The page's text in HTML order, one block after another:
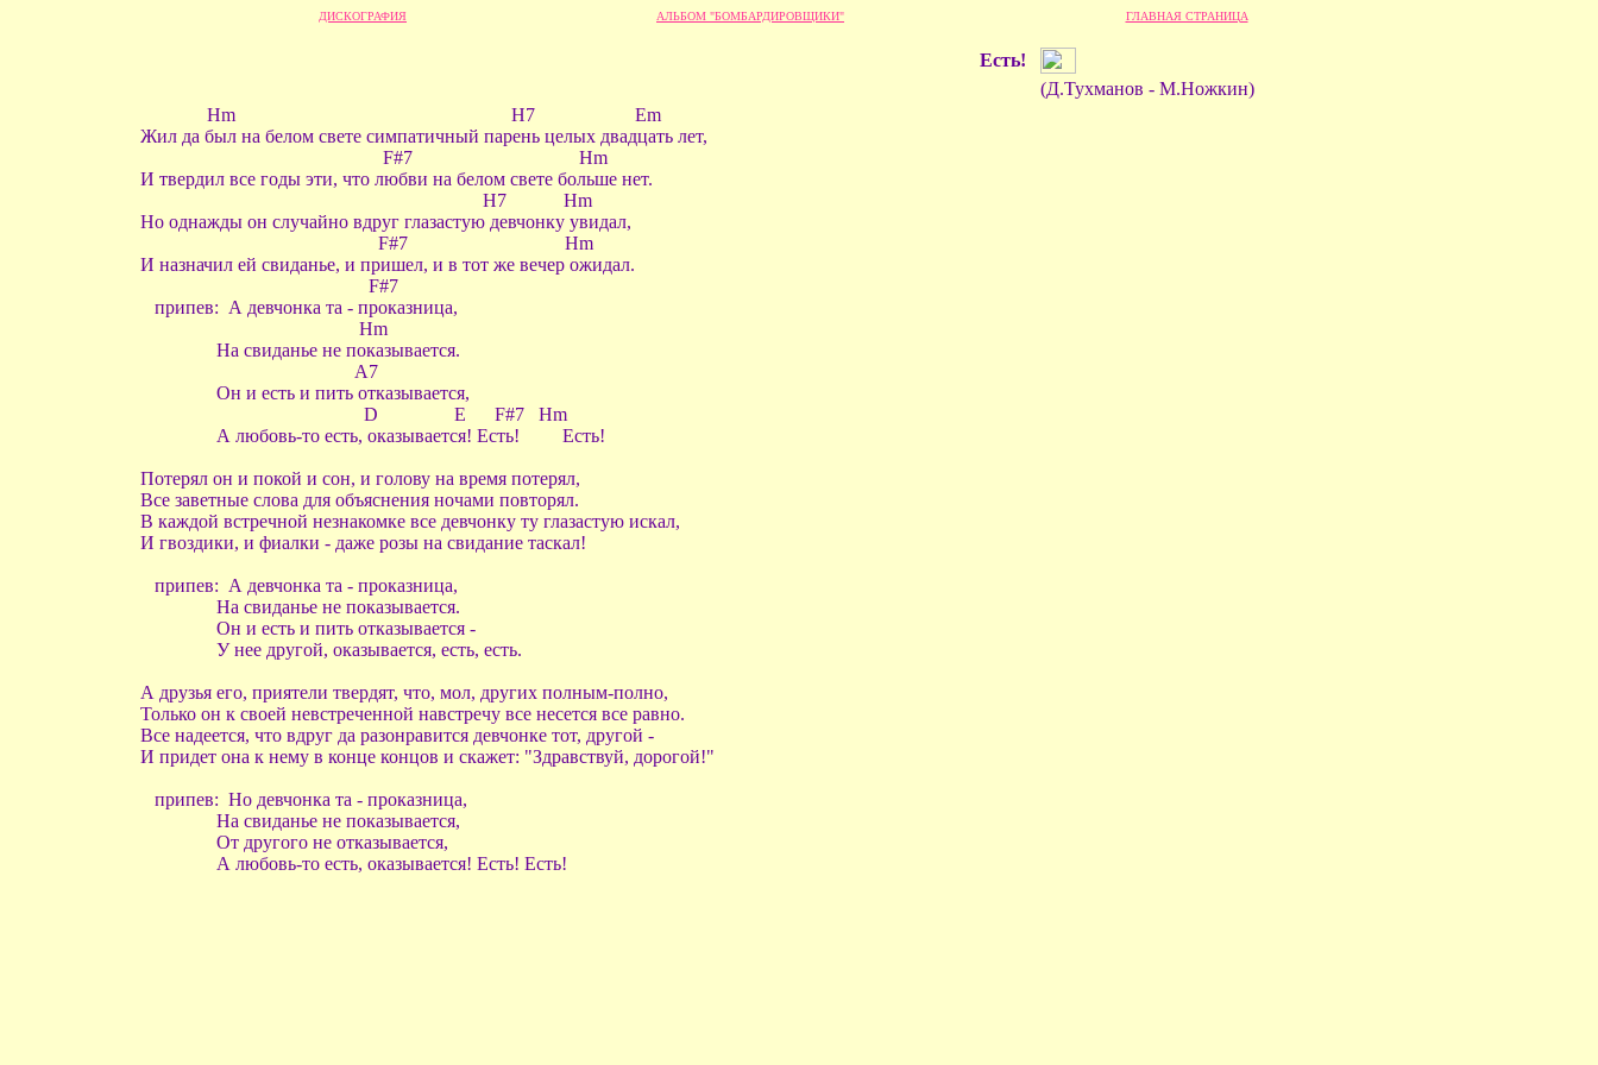
ДИСКОГРАФИЯ АЛЬБОМ "БОМБАРДИРОВЩИКИ" ГЛАВНАЯ СТРАНИЦА
Есть!
(Д.Тухманов - М.Ножкин)
Hm H7 Em
Жил да был на белом свете симпатичный парень целых двадцать лет,
F#7 Hm
И твердил все годы эти, что любви на белом свете больше нет.
H7 Hm
Но однажды он случайно вдруг глазастую девчонку увидал,
F#7 Hm
И назначил ей свиданье, и пришел, и в тот же вечер ожидал.
F#7
припев: А девчонка та - проказница,
Hm
На свиданье не показывается.
A7
Он и есть и пить отказывается,
D E F#7 Hm
А любовь-то есть, оказывается! Есть! Есть!
Потерял он и покой и сон, и голову на время потерял,
Все заветные слова для объяснения ночами повторял.
В каждой встречной незнакомке все девчонку ту глазастую искал,
И гвоздики, и фиалки - даже розы на свидание таскал!
припев: А девчонка та - проказница,
На свиданье не показывается.
Он и есть и пить отказывается -
У нее другой, оказывается, есть, есть.
А друзья его, приятели твердят, что, мол, других полным-полно,
Только он к своей невстреченной навстречу все несется все равно.
Все надеется, что вдруг да разонравится девчонке тот, другой -
И придет она к нему в конце концов и скажет: "Здравствуй, дорогой!"
припев: Но девчонка та - проказница,
На свиданье не показывается,
От другого не отказывается,
А любовь-то есть, оказывается! Есть! Есть!